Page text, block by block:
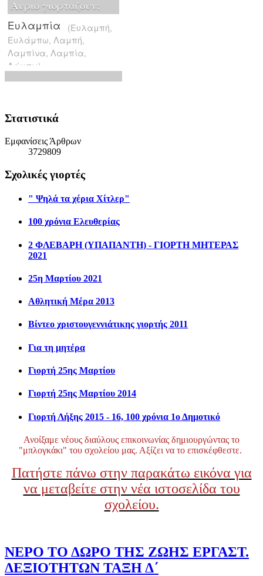
Στατιστικά
Εμφανίσεις Άρθρων
3729809
Σχολικές γιορτές
" Ψηλά τα χέρια Χίτλερ"
100 χρόνια Ελευθερίας
2 ΦΛΕΒΑΡΗ (ΥΠΑΠΑΝΤΗ) - ΓΙΟΡΤΗ ΜΗΤΕΡΑΣ
2021
25η Μαρτίου 2021
Αθλητική Μέρα 2013
Βίντεο χριστουγεννιάτικης γιορτής 2011
Για τη μητέρα
Γιορτή 25ης Μαρτίου
Γιορτή 25ης Μαρτίου 2014
Γιορτή Λήξης 2015 - 16, 100 χρόνια 1ο Δημοτικό
Ανοίξαμε νέους διαύλους επικοινωνίας δημιουργώντας το
"μπλογκάκι" του σχολείου μας. Αξίζει να το επισκέφθεστε.
Πατήστε πάνω στην παρακάτω εικόνα για
να μεταβείτε στην νέα ιστοσελίδα του
σχολείου.
ΝΕΡΟ ΤΟ ΔΩΡΟ ΤΗΣ ΖΩΗΣ ΕΡΓΑΣΤ.
ΔΕΞΙΟΤΗΤΩΝ ΤΑΞΗ Δ΄